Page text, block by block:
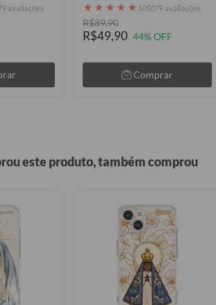
avaliações
★ ★ ★ ★ ★ 105079 avaliações
R$89,90
R$49,90 44% OFF
Comprar
este produto, também comprou